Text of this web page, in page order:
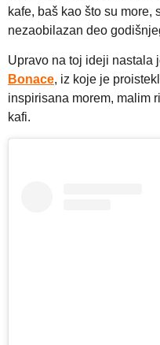
kafe, baš kao što su more,
nezaobilazan deo
Upravo na toj ideji nastala
Bonace, iz koje je
inspirisana morem, malim
kafi.